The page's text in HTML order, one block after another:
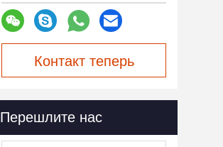
Контакт теперь
Перешлите нас